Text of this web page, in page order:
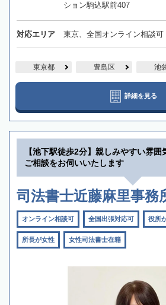
ション駒込駅前407
対応エリア 東京、全国オンライン相談可
東京都 豊島区 池
詳細を見る
【池下駅徒歩2分】親しみやすい雰
ご相談をお伺いいたします
司法書士近藤麻里事務
オンライン相談可 全国出張対応可 役所
所長が女性 女性司法書士在籍